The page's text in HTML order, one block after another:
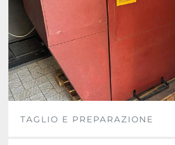
TAGLIO E PREPARAZIONE